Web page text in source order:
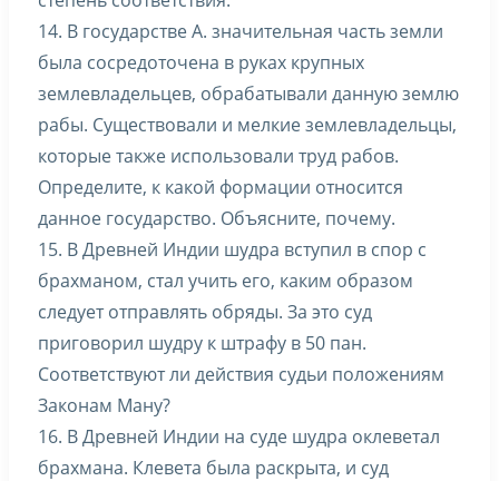
14. В государстве А. значительная часть земли
была сосредоточена в руках крупных
землевладельцев, обрабатывали данную землю
рабы. Существовали и мелкие землевладельцы,
которые также использовали труд рабов.
Определите, к какой формации относится
данное государство. Объясните, почему.
15. В Древней Индии шудра вступил в спор с
брахманом, стал учить его, каким образом
следует отправлять обряды. За это суд
приговорил шудру к штрафу в 50 пан.
Соответствуют ли действия судьи положениям
Законам Ману?
16. В Древней Индии на суде шудра оклеветал
брахмана. Клевета была раскрыта, и суд